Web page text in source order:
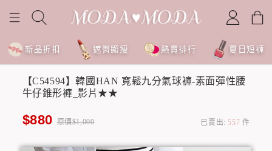
新品折扣 遮臀顯瘦 熱賣排行 夏日短褲
【C54594】韓國HAN 寬鬆九分氣球褲-素面彈性腰
牛仔錐形褲_影片★★
$880 原價$1,000 已賣出: 557 件